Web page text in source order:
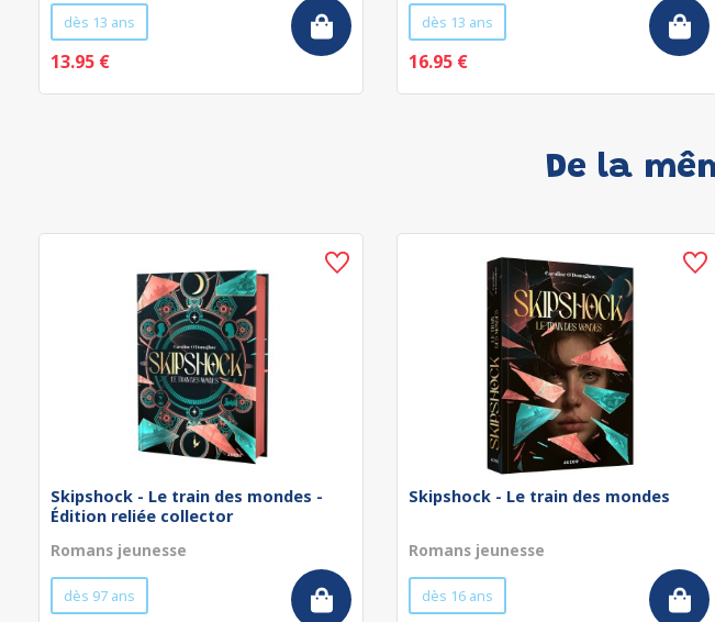
dès 13 ans
13.95 €
dès 13 ans
16.95 €
De la
Skipshock - Le train des mondes -
Édition reliée collector
Romans jeunesse
dès 97 ans
Skipshock - Le train des mondes
Romans jeunesse
dès 16 ans